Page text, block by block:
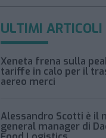
ULTIMI ARTICOLI
Xeneta frena sulla
tariffe in calo per il
aereo merci
Alessandro Scotti è il
general manager di